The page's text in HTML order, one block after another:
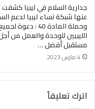
جدارية السلام في ليبيا كشفت
عنها شبكة نساء ليبيا لدعم
وحملة المادة 40 : دعوة
الليبيين للوحدة والعمل من
مستقبل أفضل …
4 مارس 2023
اترك تعليقاً